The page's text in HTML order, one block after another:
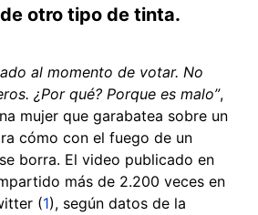
otro tipo de tinta.
al momento de votar. No
¿Por qué? Porque es malo”,
mujer que garabatea sobre un
cómo con el fuego de un
borra. El video publicado en
más de 2.200 veces en
(1), según datos de la